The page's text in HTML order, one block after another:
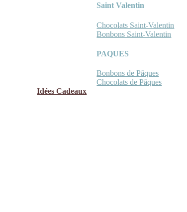
Saint Valentin
Chocolats Saint-Valentin
Bonbons Saint-Valentin
PAQUES
Bonbons de Pâques
Chocolats de Pâques
Idées Cadeaux